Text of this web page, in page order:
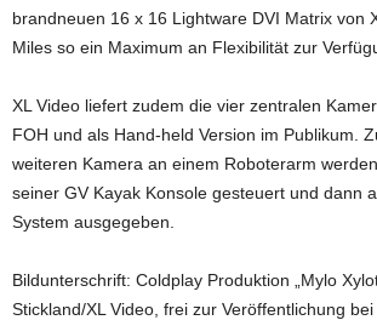
brandneuen 16 x 16 Lightware DVI Matrix von
Miles so ein Maximum an Flexibilität zur
XL Video liefert zudem die vier zentralen
FOH und als Hand-held Version im Publikum.
weiteren Kamera an einem Roboterarm
seiner GV Kayak Konsole gesteuert und dann
System ausgegeben.
Bildunterschrift: Coldplay Produktion „Mylo
Stickland/XL Video, frei zur Veröffentlichung